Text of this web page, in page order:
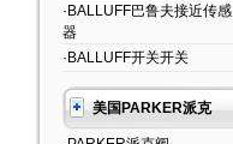
·BALLUFF巴鲁夫接近传感
器
·BALLUFF开关开关
美国PARKER派克